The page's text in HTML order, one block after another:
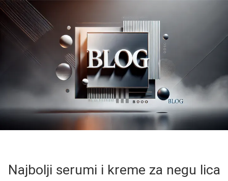
Najbolji serumi i kreme za negu lica